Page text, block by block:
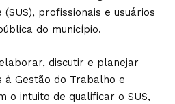
(SUS), profissionais e usuários
do município.
discutir e planejar
Gestão do Trabalho e
o intuito de qualificar o SUS,